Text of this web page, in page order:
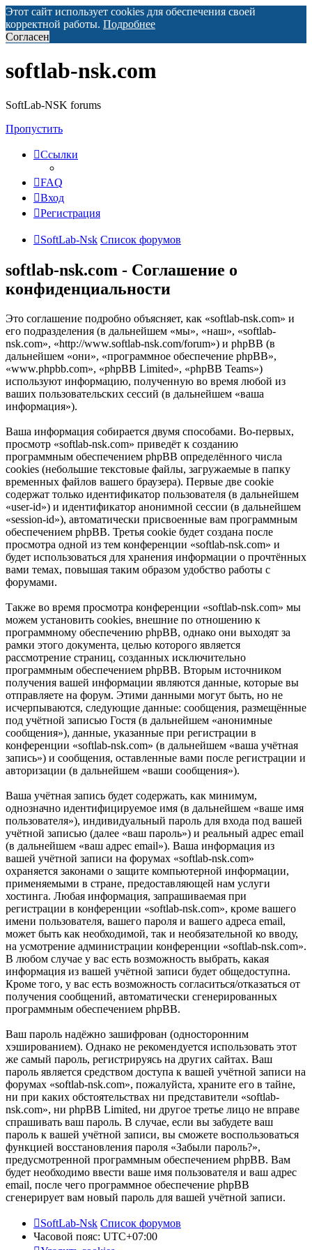
Этот сайт использует cookies для обеспечения своей
корректной работы. Подробнее
Согласен
softlab-nsk.com
SoftLab-NSK forums
Пропустить
Ссылки
FAQ
Вход
Регистрация
SoftLab-Nsk Список форумов
softlab-nsk.com - Соглашение о
конфиденциальности
Это соглашение подробно объясняет, как «softlab-nsk.com» и
его подразделения (в дальнейшем «мы», «наш», «softlab-
nsk.com», «http://www.softlab-nsk.com/forum») и phpBB (в
дальнейшем «они», «программное обеспечение phpBB»,
«www.phpbb.com», «phpBB Limited», «phpBB Teams»)
используют информацию, полученную во время любой из
ваших пользовательских сессий (в дальнейшем «ваша
информация»).
Ваша информация собирается двумя способами. Во-первых,
просмотр «softlab-nsk.com» приведёт к созданию
программным обеспечением phpBB определённого числа
cookies (небольшие текстовые файлы, загружаемые в папку
временных файлов вашего браузера). Первые две cookie
содержат только идентификатор пользователя (в дальнейшем
«user-id») и идентификатор анонимной сессии (в дальнейшем
«session-id»), автоматически присвоенные вам программным
обеспечением phpBB. Третья cookie будет создана после
просмотра одной из тем конференции «softlab-nsk.com» и
будет использоваться для хранения информации о прочтённых
вами темах, повышая таким образом удобство работы с
форумами.
Также во время просмотра конференции «softlab-nsk.com» мы
можем установить cookies, внешние по отношению к
программному обеспечению phpBB, однако они выходят за
рамки этого документа, целью которого является
рассмотрение страниц, созданных исключительно
программным обеспечением phpBB. Вторым источником
получения вашей информации являются данные, которые вы
отправляете на форум. Этими данными могут быть, но не
исчерпываются, следующие данные: сообщения, размещённые
под учётной записью Гостя (в дальнейшем «анонимные
сообщения»), данные, указанные при регистрации в
конференции «softlab-nsk.com» (в дальнейшем «ваша учётная
запись») и сообщения, оставленные вами после регистрации и
авторизации (в дальнейшем «ваши сообщения»).
Ваша учётная запись будет содержать, как минимум,
однозначно идентифицируемое имя (в дальнейшем «ваше имя
пользователя»), индивидуальный пароль для входа под вашей
учётной записью (далее «ваш пароль») и реальный адрес email
(в дальнейшем «ваш адрес email»). Ваша информация из
вашей учётной записи на форумах «softlab-nsk.com»
охраняется законами о защите компьютерной информации,
применяемыми в стране, предоставляющей нам услуги
хостинга. Любая информация, запрашиваемая при
регистрации в конференции «softlab-nsk.com», кроме вашего
имени пользователя, вашего пароля и вашего адреса email,
может быть как необходимой, так и необязательной ко вводу,
на усмотрение администрации конференции «softlab-nsk.com».
В любом случае у вас есть возможность выбрать, какая
информация из вашей учётной записи будет общедоступна.
Кроме того, у вас есть возможность согласиться/отказаться от
получения сообщений, автоматически сгенерированных
программным обеспечением phpBB.
Ваш пароль надёжно зашифрован (односторонним
хэшированием). Однако не рекомендуется использовать этот
же самый пароль, регистрируясь на других сайтах. Ваш
пароль является средством доступа к вашей учётной записи на
форумах «softlab-nsk.com», пожалуйста, храните его в тайне,
ни при каких обстоятельствах ни представители «softlab-
nsk.com», ни phpBB Limited, ни другое третье лицо не вправе
спрашивать ваш пароль. В случае, если вы забудете ваш
пароль к вашей учётной записи, вы сможете воспользоваться
функцией восстановления пароля «Забыли пароль?»,
предусмотренной программным обеспечением phpBB. Вам
будет необходимо ввести ваше имя пользователя и ваш адрес
email, после чего программное обеспечение phpBB
сгенерирует вам новый пароль для вашей учётной записи.
SoftLab-Nsk Список форумов
Часовой пояс: UTC+07:00